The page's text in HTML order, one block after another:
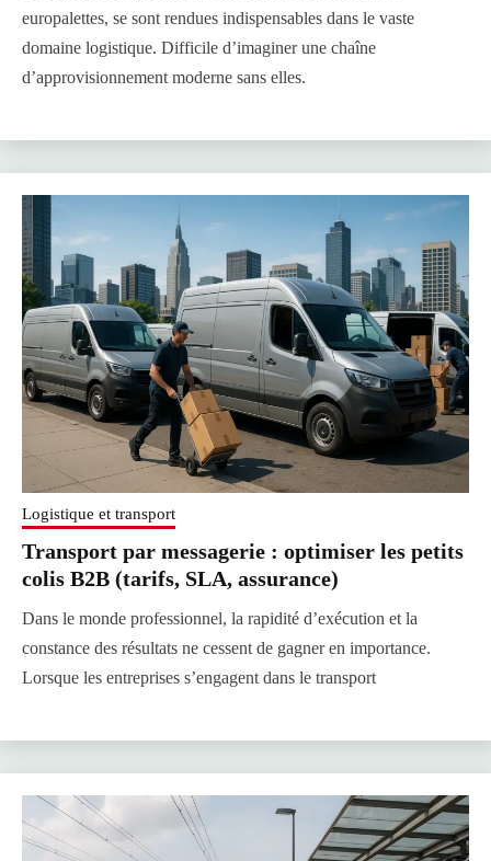
europalettes, se sont rendues indispensables dans le vaste
domaine logistique. Difficile d’imaginer une chaîne
d’approvisionnement moderne sans elles.
Logistique et transport
Transport par messagerie : optimiser les petits
colis B2B (tarifs, SLA, assurance)
Dans le monde professionnel, la rapidité d’exécution et la
constance des résultats ne cessent de gagner en importance.
Lorsque les entreprises s’engagent dans le transport